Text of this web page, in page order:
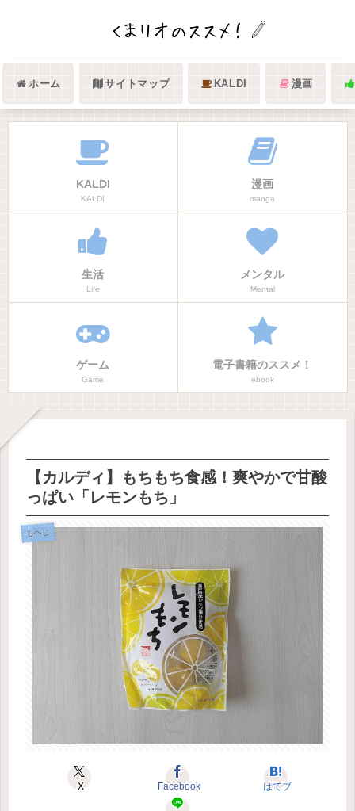
ホーム サイトマップ KALDI 漫画
KALDI
KALDI
漫画
manga
生活
Life
メンタル
Mental
ゲーム
Game
電子書籍のススメ！
ebook
【カルディ】もちもち食感！爽やかで甘酸
っぱい「レモンもち」
もへじ
X Facebook はてブ